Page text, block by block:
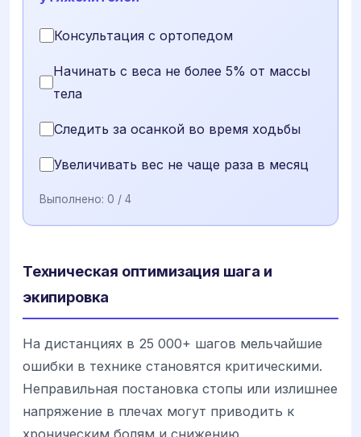
Консультация с ортопедом
Начинать с веса не более 5% от массы
тела
Следить за осанкой во время ходьбы
Увеличивать вес не чаще раза в месяц
Выполнено: 0 / 4
Техническая оптимизация шага и
экипировка
На дистанциях в 25 000+ шагов мельчайшие
ошибки в технике становятся критическими.
Неправильная постановка стопы или излишнее
напряжение в плечах могут приводить к
хроническим болям и снижению